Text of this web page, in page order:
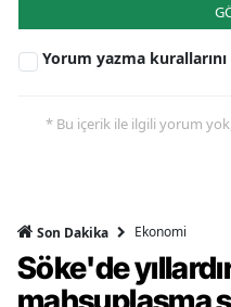
Yorum yazma kurallarını
* Bu içerik ile ilgili yorum
Son Dakika Ekonomi
Söke'de